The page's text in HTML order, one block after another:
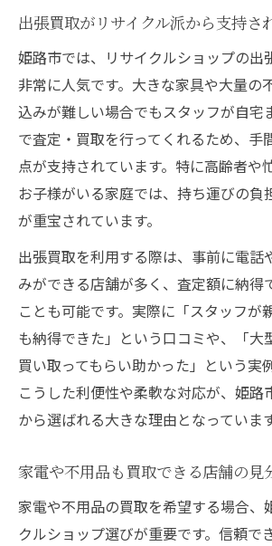
出張買取がリサイクル派から支持さ
姫路市では、リサイクルショップの出
非常に人気です。大きな家具や大量の
込みが難しい場合でもスタッフが自宅
で査定・買取を行ってくれるため、手
点が支持されています。特に高齢者や
お子様がいる家庭では、持ち運びの負
が重宝されています。
出張買取を利用する際は、事前に電話
みができる店舗が多く、査定額に納得
ことも可能です。実際に「スタッフが
も納得できた」という口コミや、「大
買い取ってもらい助かった」という実
こうした利便性や柔軟な対応が、姫路
から選ばれる大きな理由となっています
家電や不用品も買取できる店舗の見
家電や不用品の買取を希望する場合、
クルショップ選びが重要です。信頼で